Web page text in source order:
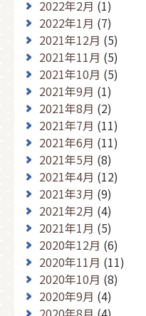
2022年2月 (1)
2022年1月 (7)
2021年12月 (5)
2021年11月 (5)
2021年10月 (5)
2021年9月 (1)
2021年8月 (2)
2021年7月 (11)
2021年6月 (11)
2021年5月 (8)
2021年4月 (12)
2021年3月 (9)
2021年2月 (4)
2021年1月 (5)
2020年12月 (6)
2020年11月 (11)
2020年10月 (8)
2020年9月 (4)